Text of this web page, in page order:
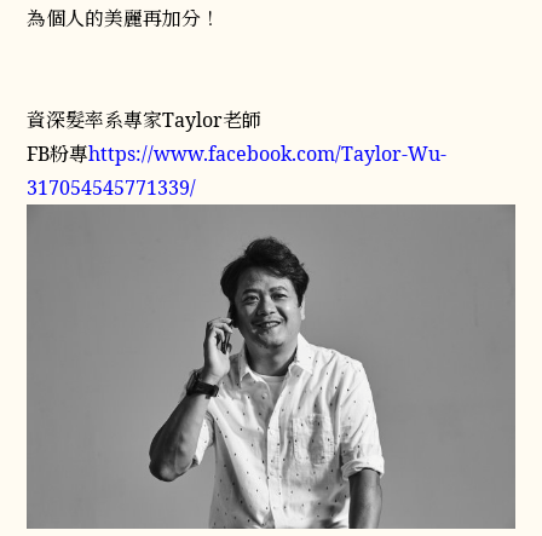
為個人的美麗再加分！
資深髮率系專家Taylor老師
FB粉專https://www.facebook.com/Taylor-Wu-
317054545771339/